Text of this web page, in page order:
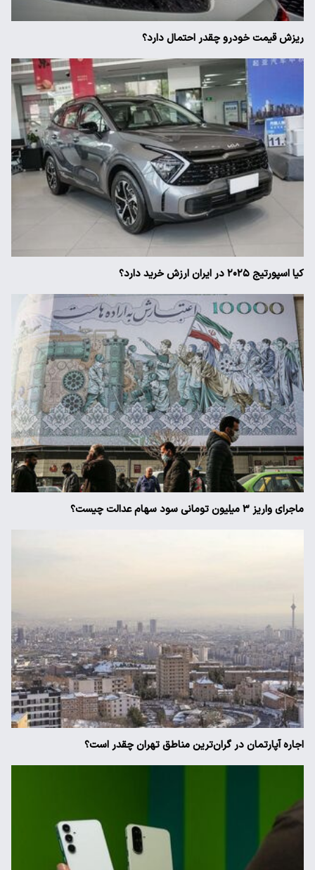
ریزش قیمت خودرو چقدر احتمال دارد؟
کیا اسپورتیج ۲۰۲۵ در ایران ارزش خرید دارد؟
ماجرای واریز ۳ میلیون تومانی سود سهام عدالت چیست؟
اجاره آپارتمان در گران‌ترین مناطق تهران چقدر است؟